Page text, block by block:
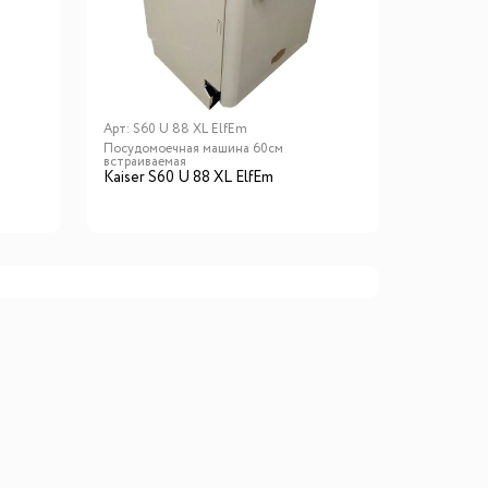
размера
подсветки
Арт: S60 U 88 XL ElfEm
Посудомоечная машина 60см
встраиваемая
Kaiser S60 U 88 XL ElfEm